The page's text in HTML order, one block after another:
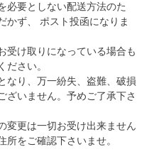
要としない配送方法のた
かず、 ポスト投函になりま
受け取りになっている場合も
ださい。
り、万一紛失、盗難、破損
ざいません。予めご了承下さ
更は一切お受け出来ません
をご確認下さいませ。